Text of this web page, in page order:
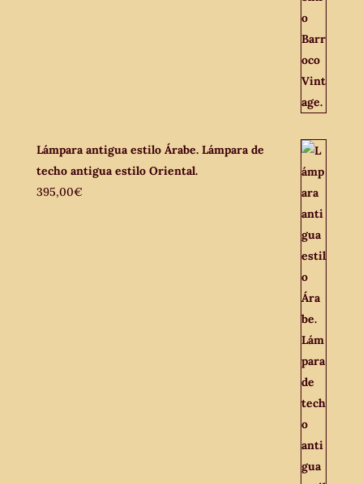
Lámpara antigua estilo Árabe. Lámpara de
techo antigua estilo Oriental.
395,00€